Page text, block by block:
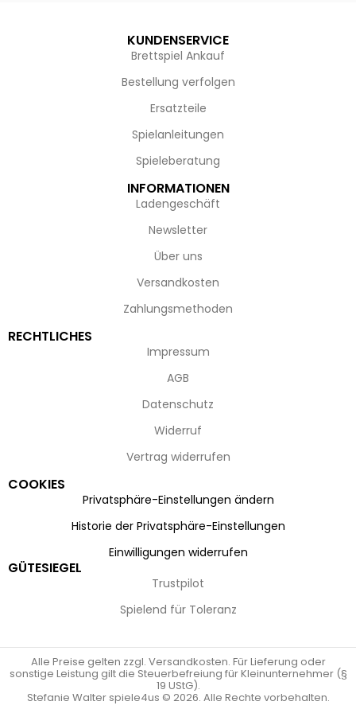
KUNDENSERVICE
Brettspiel Ankauf
Bestellung verfolgen
Ersatzteile
Spielanleitungen
Spieleberatung
INFORMATIONEN
Ladengeschäft
Newsletter
Über uns
Versandkosten
Zahlungsmethoden
RECHTLICHES
Impressum
AGB
Datenschutz
Widerruf
Vertrag widerrufen
COOKIES
Privatsphäre-Einstellungen ändern
Historie der Privatsphäre-Einstellungen
Einwilligungen widerrufen
GÜTESIEGEL
Trustpilot
Spielend für Toleranz
Alle Preise gelten zzgl. Versandkosten. Für Lieferung oder
sonstige Leistung gilt die Steuerbefreiung für Kleinunternehmer (§
19 UStG).
Stefanie Walter spiele4us © 2026. Alle Rechte vorbehalten.